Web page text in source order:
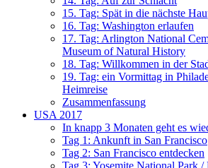
15. Tag: Spät in die nächste
16. Tag: Washington erlaufen
17. Tag: Arlington National
Museum of Natural History
18. Tag: Willkommen in der
19. Tag: ein Vormittag in
Heimreise
Zusammenfassung
USA 2017
In knapp 3 Monaten geht es
Tag 1: Ankunft in San Francisco
Tag 2: San Francisco entdecken
Tag 3: Yosemite National Park /